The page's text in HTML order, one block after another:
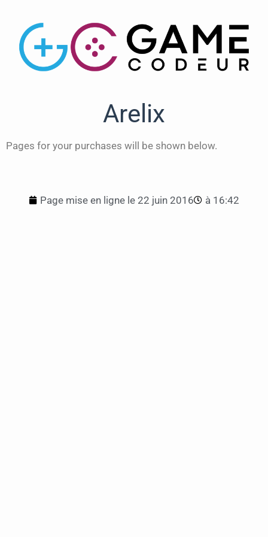
Arelix
Pages for your purchases will be shown below.
Page mise en ligne le 22 juin 2016 à 16:42